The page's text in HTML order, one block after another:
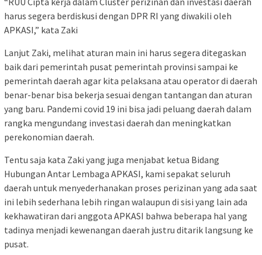
harus segera berdiskusi dengan DPR RI yang diwakili oleh
APKASI,” kata Zaki
Lanjut Zaki, melihat aturan main ini harus segera ditegaskan
baik dari pemerintah pusat pemerintah provinsi sampai ke
pemerintah daerah agar kita pelaksana atau operator di daerah
benar-benar bisa bekerja sesuai dengan tantangan dan aturan
yang baru. Pandemi covid 19 ini bisa jadi peluang daerah dalam
rangka mengundang investasi daerah dan meningkatkan
perekonomian daerah.
Tentu saja kata Zaki yang juga menjabat ketua Bidang
Hubungan Antar Lembaga APKASI, kami sepakat seluruh
daerah untuk menyederhanakan proses perizinan yang ada saat
ini lebih sederhana lebih ringan walaupun di sisi yang lain ada
kekhawatiran dari anggota APKASI bahwa beberapa hal yang
tadinya menjadi kewenangan daerah justru ditarik langsung ke
pusat.